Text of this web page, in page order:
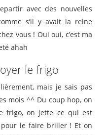
avec des nouvelles
s’il y avait la reine
vous ! Oui oui, c’est ma
ahah
le frigo
mais je sais pas
mois ^^ Du coup hop, on
frigo, on jette ce qui est
le faire briller ! Et on